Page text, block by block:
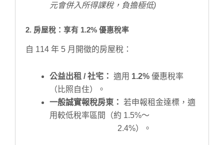
元會併入所得課稅，負擔極低)
2. 房屋稅：享有 1.2% 優惠稅率
自 114 年 5 月開徵的房屋稅：
公益出租 / 社宅： 適用 1.2% 優惠稅率
（比照自住）。
一般誠實報稅房東： 若申報租金達標，適
用較低稅率區間（約 1.5%～
2.4%）。